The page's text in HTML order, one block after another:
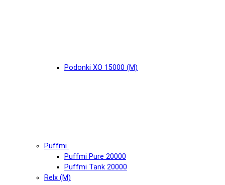
Podonki XO 15000 (М)
Puffmi
Puffmi Pure 20000
Puffmi Tank 20000
Relx (М)